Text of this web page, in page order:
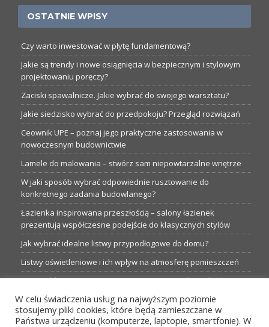
OSTATNIE WPISY
Czy warto inwestować w płytę fundamentową?
Jakie są trendy i nowe osiągnięcia w bezpiecznym i stylowym
projektowaniu poręczy?
Zaciski spawalnicze. Jakie wybrać do swojego warsztatu?
Jakie siedzisko wybrać do przedpokoju? Przegląd rozwiązań
Ceownik UPE – poznaj jego praktyczne zastosowania w
nowoczesnym budownictwie
Lamele do malowania – stwórz sam niepowtarzalne wnętrze
W jaki sposób wybrać odpowiednie rusztowanie do
konkretnego zadania budowlanego?
Łazienka inspirowana przeszłością – salony łazienek
prezentują współczesne podejście do klasycznych stylów
Jak wybrać idealne listwy przypodłogowe do domu?
Listwy oświetleniowe i ich wpływ na atmosferę pomieszczeń
Garaże blaszane: Nieocenione magazyny podczas budowy
Profesjonalne hurtownie dla każdego budowlańca i instalatora
Proste metamorfozy aranżacji w łazience: 5 praktycznych
W celu świadczenia usług na najwyższym poziomie
stosujemy pliki cookies, które będą zamieszczane w
Państwa urządzeniu (komputerze, laptopie, smartfonie). W